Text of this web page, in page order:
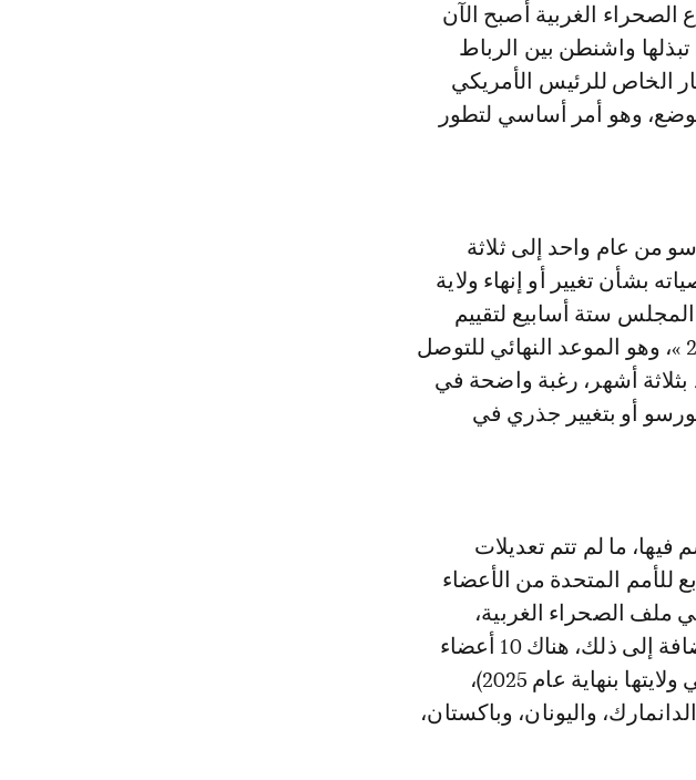
الصحراء الغربية أصبح الآن
واشنطن بين الرباط
الخاص للرئيس الأمريكي
وهو أمر أساسي لتطور
من عام واحد إلى ثلاثة
بشأن تغيير أو إنهاء ولاية
المجلس ستة أسابيع لتقييم
التقدم، بل ويحدد موعدا حاسما: « قبل 31 يناير 2026 »، وهو الموعد النهائي للتوصل
أشهر، رغبة واضحة في
أو بتغيير جذري في
ما لم تتم تعديلات
للأمم المتحدة من الأعضاء
ملف الصحراء الغربية،
والمملكة المتحدة، وفرنسا، وروسيا، والصين. بالإضافة إلى ذلك، هناك 10 أعضاء
غير دائمين ينتخبون لمدة عامين: الجزائر (التي تنتهي ولايتها بنهاية عام 2025)،
واليونان، وباكستان،